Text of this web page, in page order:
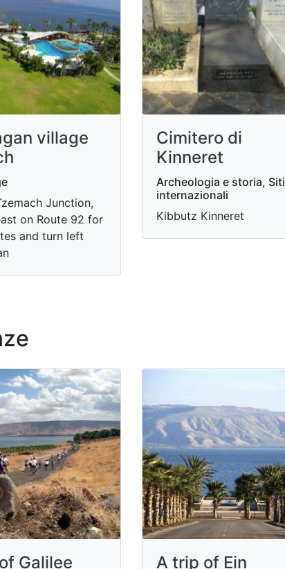
village
Junction,
on Route 92 for
and turn left
Cimitero di
Kinneret
Archeologia e storia, Siti
internazionali
Kibbutz Kinneret
Galilee A trip of Ein